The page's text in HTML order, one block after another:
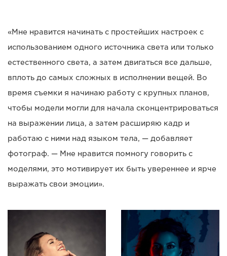
«Мне нравится начинать с простейших настроек с
использованием одного источника света или только
естественного света, а затем двигаться все дальше,
вплоть до самых сложных в исполнении вещей. Во
время съемки я начинаю работу с крупных планов,
чтобы модели могли для начала сконцентрироваться
на выражении лица, а затем расширяю кадр и
работаю с ними над языком тела, — добавляет
фотограф. — Мне нравится помногу говорить с
моделями, это мотивирует их быть увереннее и ярче
выражать свои эмоции».